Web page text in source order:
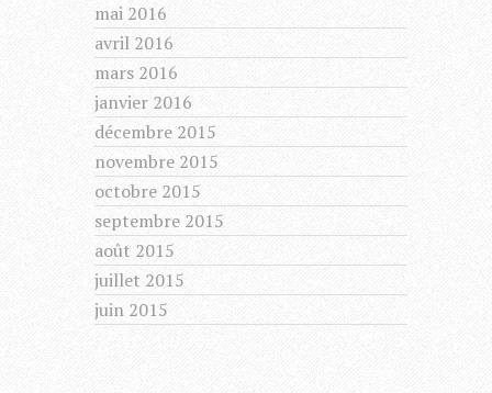
mai 2016
avril 2016
mars 2016
janvier 2016
décembre 2015
novembre 2015
octobre 2015
septembre 2015
août 2015
juillet 2015
juin 2015